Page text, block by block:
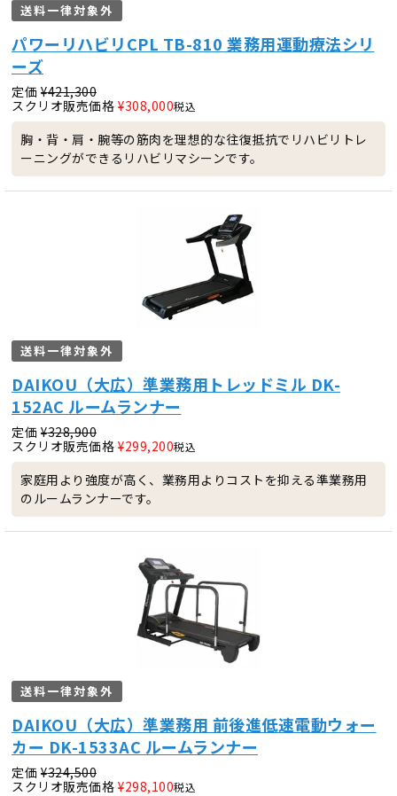
送料一律対象外
パワーリハビリCPL TB-810 業務用運動療法シリ
ーズ
定価 ¥421,300
スクリオ販売価格 ¥308,000税込
胸・背・肩・腕等の筋肉を理想的な往復抵抗でリハビリトレ
ーニングができるリハビリマシーンです。
送料一律対象外
DAIKOU（大広）準業務用トレッドミル DK-
152AC ルームランナー
定価 ¥328,900
スクリオ販売価格 ¥299,200税込
家庭用より強度が高く、業務用よりコストを抑える準業務用
のルームランナーです。
送料一律対象外
DAIKOU（大広）準業務用 前後進低速電動ウォー
カー DK-1533AC ルームランナー
定価 ¥324,500
スクリオ販売価格 ¥298,100税込